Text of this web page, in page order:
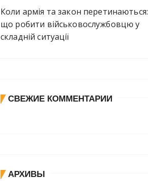
Коли армія та закон перетинаються:
що робити військовослужбовцю у
складній ситуації
СВЕЖИЕ КОММЕНТАРИИ
АРХИВЫ